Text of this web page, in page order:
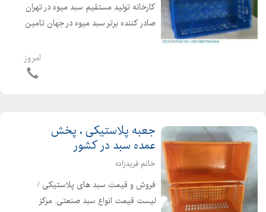
کارخانه تولید مستقیم سبد میوه در تهران
صادر کننده برتر سبد میوه در جهان تامین
مستقیم سبد صنعتی بزرگ با مناسبامروز
جعبه پلاستیکی ، پخش
عمده سبد در کشور
خانم فریدزاده
فروش و قیمت سبد های پلاستیکی /
لیست قیمت انواع سبد صنعتی. مرکز